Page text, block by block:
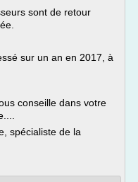
sont de retour
sur un an en 2017, à
conseille dans votre
spécialiste de la